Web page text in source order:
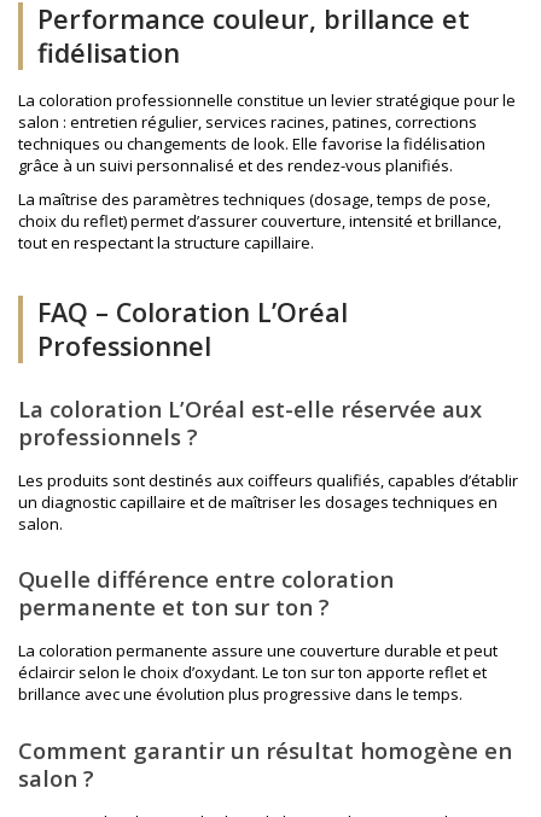
Performance couleur, brillance et
fidélisation
La coloration professionnelle constitue un levier stratégique pour le
salon : entretien régulier, services racines, patines, corrections
techniques ou changements de look. Elle favorise la fidélisation
grâce à un suivi personnalisé et des rendez-vous planifiés.
La maîtrise des paramètres techniques (dosage, temps de pose,
choix du reflet) permet d’assurer couverture, intensité et brillance,
tout en respectant la structure capillaire.
FAQ – Coloration L’Oréal
Professionnel
La coloration L’Oréal est-elle réservée aux
professionnels ?
Les produits sont destinés aux coiffeurs qualifiés, capables d’établir
un diagnostic capillaire et de maîtriser les dosages techniques en
salon.
Quelle différence entre coloration
permanente et ton sur ton ?
La coloration permanente assure une couverture durable et peut
éclaircir selon le choix d’oxydant. Le ton sur ton apporte reflet et
brillance avec une évolution plus progressive dans le temps.
Comment garantir un résultat homogène en
salon ?